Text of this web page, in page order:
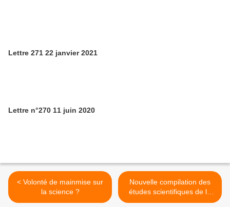
Lettre 271 22 janvier 2021
Lettre n°270 11 juin 2020
< Volonté de mainmise sur
la science ?
Nouvelle compilation des
études scientifiques de la
sécurité sanitaire des OGM